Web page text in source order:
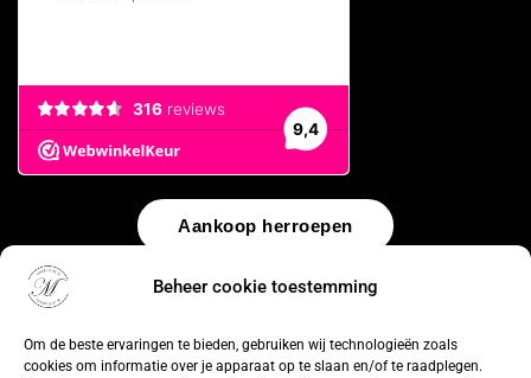
Beheer cookie toestemming
Om de beste ervaringen te bieden, gebruiken wij technologieën zoals
cookies om informatie over je apparaat op te slaan en/of te raadplegen.
Aankoop herroepen
© 2026 by WebUnlimited–Algemene voorwaarden